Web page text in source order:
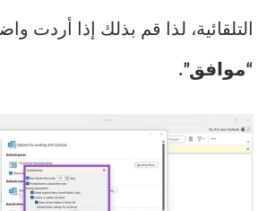
التلقائية، لذا قم بذلك إذا أردت
“موافق”.